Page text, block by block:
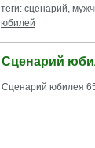
теги: сценарий,
юбилей
Сценарий
Сценарий юбилея